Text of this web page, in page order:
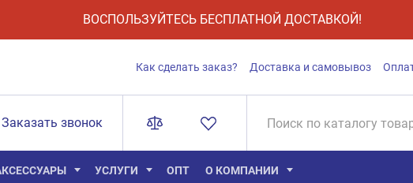
ВОСПОЛЬЗУЙТЕСЬ БЕСПЛАТНОЙ ДОСТАВКОЙ!
Как сделать заказ? Доставка и самовывоз
Заказать звонок
УСЛУГИ ОПТ О КОМПАНИИ